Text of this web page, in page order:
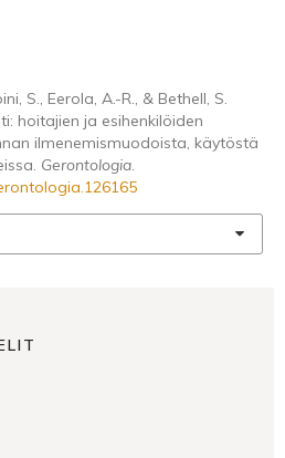
S., Eerola, A.-R., & Bethell, S.
hoitajien ja esihenkilöiden
ilmenemismuodoista, käytöstä
Gerontologia.